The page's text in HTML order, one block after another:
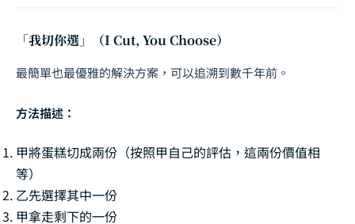
「我切你選」（I Cut, You Choose）
最簡單也最優雅的解決方案，可以追溯到數千年前。
方法描述：
甲將蛋糕切成兩份（按照甲自己的評估，這兩份價值相
等）
乙先選擇其中一份
甲拿走剩下的一份